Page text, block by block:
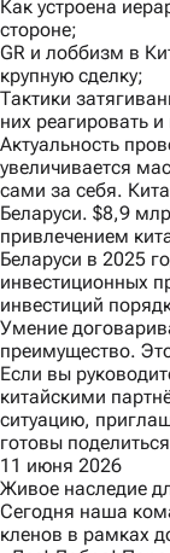
Как устроена
стороне;
GR и лоббизм в
крупную сделку;
Тактики
них реагировать и
Актуальность
увеличивается
сами за себя.
Беларуси. $8,9
привлечением
Беларуси в 2025
инвестиционных
инвестиций
Умение
преимущество.
Если вы
китайскими
ситуацию,
готовы
11 июня 2026
Живое наследие
Сегодня наша
кленов в рамках